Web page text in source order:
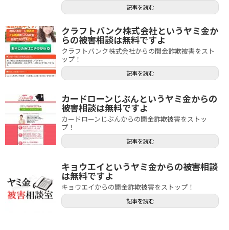
記事を読む
クラフトバンク株式会社というヤミ金か
らの被害相談は無料ですよ
クラフトバンク株式会社からの闇金詐欺被害をスト
ップ！
記事を読む
カードローンじぶんというヤミ金からの
被害相談は無料ですよ
カードローンじぶんからの闇金詐欺被害をストッ
プ！
記事を読む
キョウエイというヤミ金からの被害相談
は無料ですよ
キョウエイからの闇金詐欺被害をストップ！
記事を読む